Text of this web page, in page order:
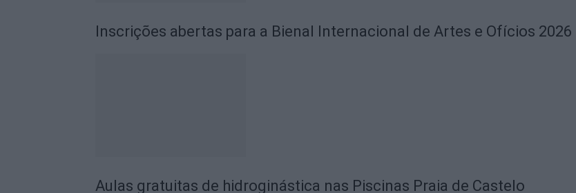
Inscrições abertas para a Bienal Internacional de Artes e Ofícios 2026
Aulas gratuitas de hidroginástica nas Piscinas Praia de Castelo